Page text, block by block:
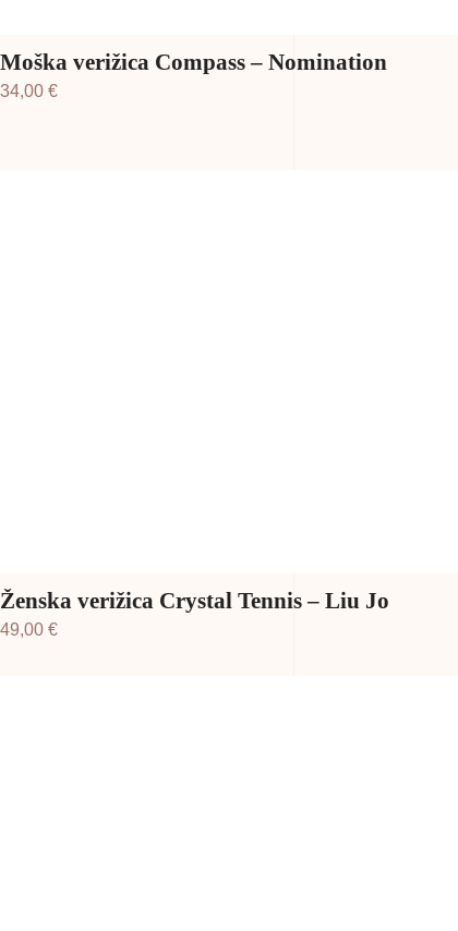
Moška verižica Compass – Nomination
34,00 €
Ženska verižica Crystal Tennis – Liu Jo
49,00 €